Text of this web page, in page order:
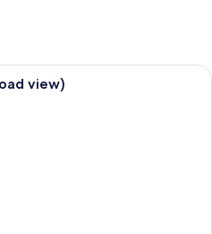
Ett hotellrum med två sängar, en
view)